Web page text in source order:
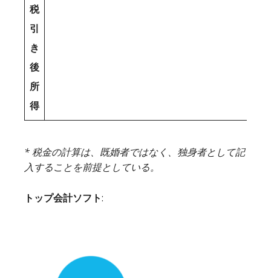
税
引
き
後
所
得
* 税金の計算は、既婚者ではなく、独身者として記
入することを前提としている。
トップ会計ソフト: